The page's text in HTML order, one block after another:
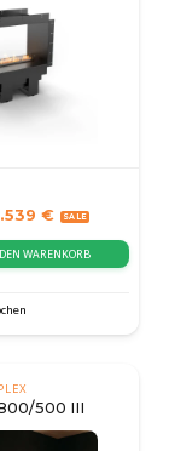
€
WARENKORB
500 III